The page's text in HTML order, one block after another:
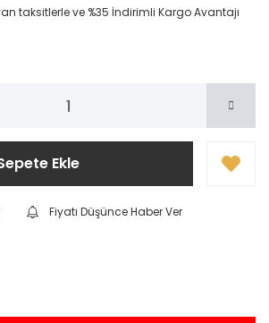
taksitlerle ve %35 İndirimli Kargo Avantajı
Ekle
Fiyatı Düşünce Haber Ver